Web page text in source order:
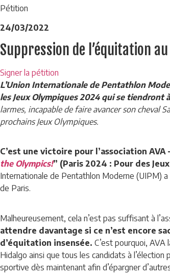
Pétition
24/03/2022
Suppression de l’équitation
Signer la pétition
L’Union Internationale de Pentathlon
les Jeux Olympiques 2024 qui se tiendront
larmes, incapable de faire avancer son cheval
prochains Jeux Olympiques.
C’est une victoire pour l’association
the Olympics!” (Paris 2024 : Pour des
Internationale de Pentathlon Moderne (UIPM)
de Paris.
Malheureusement, cela n’est pas suffisant à
attendre davantage si ce n’est encore
d’équitation insensée. C’est pourquoi, AVA
Hidalgo ainsi que tous les candidats à
sportive dès maintenant afin d’épargner